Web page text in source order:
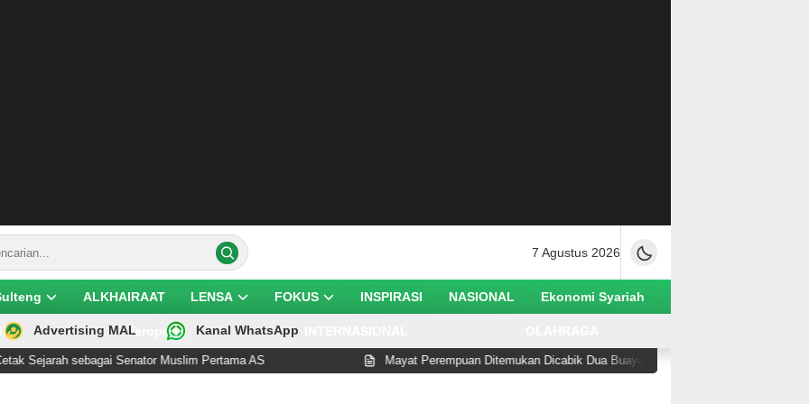
7 Agustus 2026
ALKHAIRAAT LENSA FOKUS INSPIRASI NASIONAL Ekonomi Syariah
Teropong
Advertising MAL Kanal WhatsApp
sebagai Senator Muslim Pertama AS Mayat Perempuan Ditemukan Dicabik Dua Buaya di Pantai Lere Palu